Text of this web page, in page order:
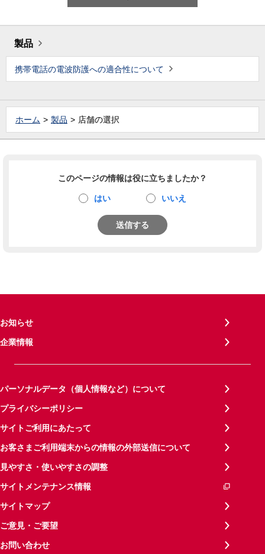
製品
携帯電話の電波防護への適合性について
ホーム 製品 店舗の選択
このページの情報は役に立ちましたか？
はい いいえ
送信する
お知らせ
企業情報
パーソナルデータ（個人情報など）について
プライバシーポリシー
サイトご利用にあたって
お客さまご利用端末からの情報の外部送信について
見やすさ・使いやすさの調整
サイトメンテナンス情報
サイトマップ
ご意見・ご要望
お問い合わせ